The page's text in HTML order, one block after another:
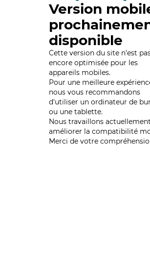
Version
disponible
Cette version du site n’est
encore optimisée pour les
appareils mobiles.
Pour une meilleure
nous vous recommandons
d'utiliser un ordinateur de
ou une tablette.
Nous travaillons
améliorer la compatibilité
Merci de votre